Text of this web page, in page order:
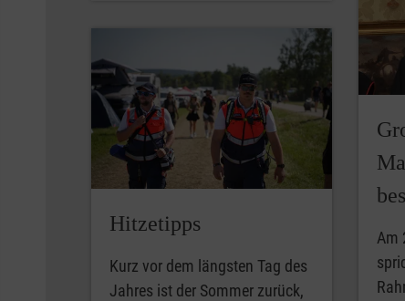
Am
Hitzetipps
Kurz vor dem längsten Tag des
Jahres ist der Sommer zurück,